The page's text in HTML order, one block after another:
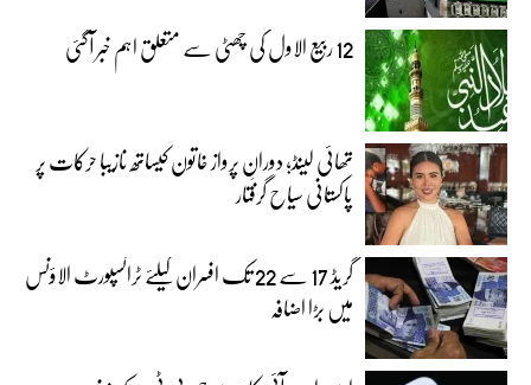
12 ربیع الاول کی چھٹی سے متعلق اہم خبر آگئی
تھائی لینڈ؛ دورانِ پرواز خاتون کیساتھ نازیبا حرکات پر
پاکستانی سیاح گرفتار
گریڈ 17 سے 22 تک افسران کیلئے ٹرانسپورٹ الاؤنس
میں بڑا اضافہ